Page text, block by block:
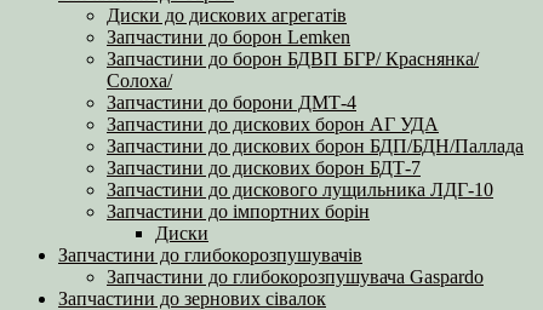
Диски до дискових агрегатів
Запчастини до борон Lemken
Запчастини до борон БДВП БГР/ Краснянка/
Солоха/
Запчастини до борони ДМТ-4
Запчастини до дискових борон АГ УДА
Запчастини до дискових борон БДП/БДН/Паллада
Запчастини до дискових борон БДТ-7
Запчастини до дискового лущильника ЛДГ-10
Запчастини до імпортних борін
Диски
Запчастини до глибокорозпушувачів
Запчастини до глибокорозпушувача Gaspardo
Запчастини до зернових сівалок